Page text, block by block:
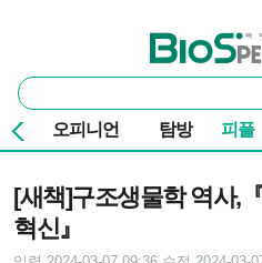
바이오스펙테이
통
합
검
색
오피니언 탐방 피플
[새책]구조생물학 역사,
혁신』